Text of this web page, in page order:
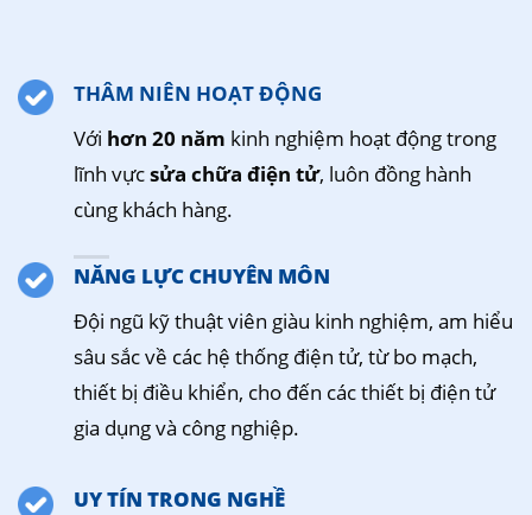
THÂM NIÊN HOẠT ĐỘNG
Với hơn 20 năm kinh nghiệm hoạt động trong
lĩnh vựcsửa chữa điện tử, luôn đồng hành
cùng khách hàng.
NĂNG LỰC CHUYÊN MÔN
Đội ngũ kỹ thuật viên giàu kinh nghiệm, am hiểu
sâu sắc về các hệ thống điện tử, từ bo mạch,
thiết bị điều khiển, cho đến các thiết bị điện tử
gia dụng và công nghiệp.
UY TÍN TRONG NGHỀ